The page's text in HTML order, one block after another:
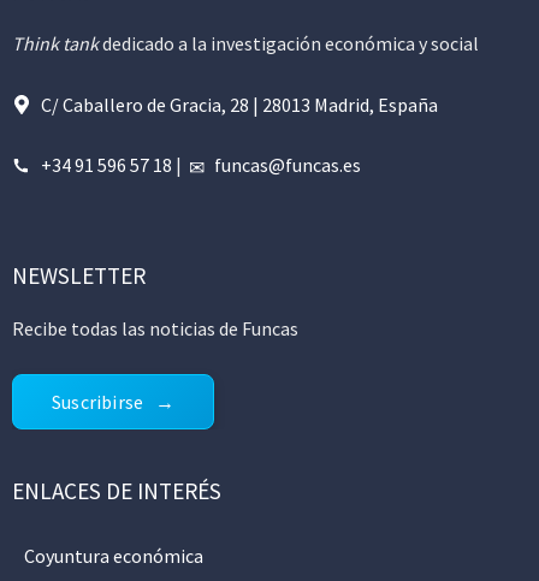
Think tankdedicado a la investigación económica y social
C/ Caballero de Gracia, 28 | 28013 Madrid, España
+34 91 596 57 18 | funcas@funcas.es
NEWSLETTER
Recibe todas las noticias de Funcas
Suscribirse
ENLACES DE INTERÉS
Coyuntura económica